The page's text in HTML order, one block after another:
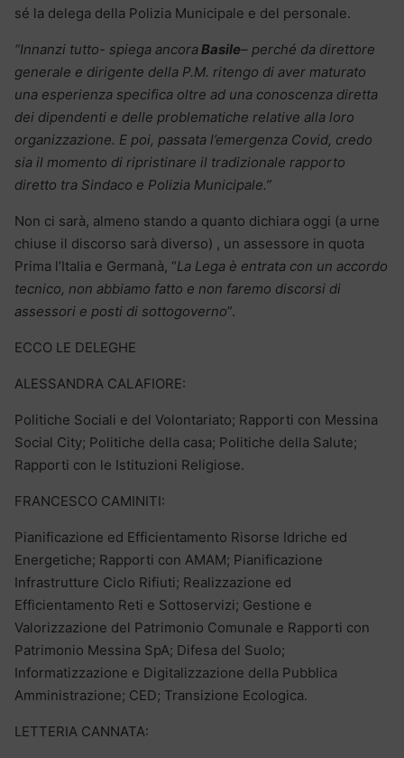
sé la delega della Polizia Municipale e del personale.
“Innanzi tutto- spiega ancoraBasile– perché da direttore
generale e dirigente della P.M. ritengo di aver maturato
una esperienza specifica oltre ad una conoscenza diretta
dei dipendenti e delle problematiche relative alla loro
organizzazione. E poi, passata l’emergenza Covid, credo
sia il momento di ripristinare il tradizionale rapporto
diretto tra Sindaco e Polizia Municipale.”
Non ci sarà, almeno stando a quanto dichiara oggi (a urne
chiuse il discorso sarà diverso) , un assessore in quota
Prima l’Italia e Germanà, “La Lega è entrata con un accordo
tecnico, non abbiamo fatto e non faremo discorsi di
assessori e posti di sottogoverno”.
ECCO LE DELEGHE
ALESSANDRA CALAFIORE:
Politiche Sociali e del Volontariato; Rapporti con Messina
Social City; Politiche della casa; Politiche della Salute;
Rapporti con le Istituzioni Religiose.
FRANCESCO CAMINITI:
Pianificazione ed Efficientamento Risorse Idriche ed
Energetiche; Rapporti con AMAM; Pianificazione
Infrastrutture Ciclo Rifiuti; Realizzazione ed
Efficientamento Reti e Sottoservizi; Gestione e
Valorizzazione del Patrimonio Comunale e Rapporti con
Patrimonio Messina SpA; Difesa del Suolo;
Informatizzazione e Digitalizzazione della Pubblica
Amministrazione; CED; Transizione Ecologica.
LETTERIA CANNATA: